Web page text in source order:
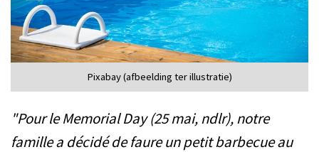
Pixabay (afbeelding ter illustratie)
"Pour le Memorial Day (25 mai, ndlr), notre
famille a décidé de faure un petit barbecue au